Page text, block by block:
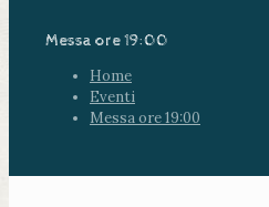
Messa ore 19:00
Home
Eventi
Messa ore 19:00